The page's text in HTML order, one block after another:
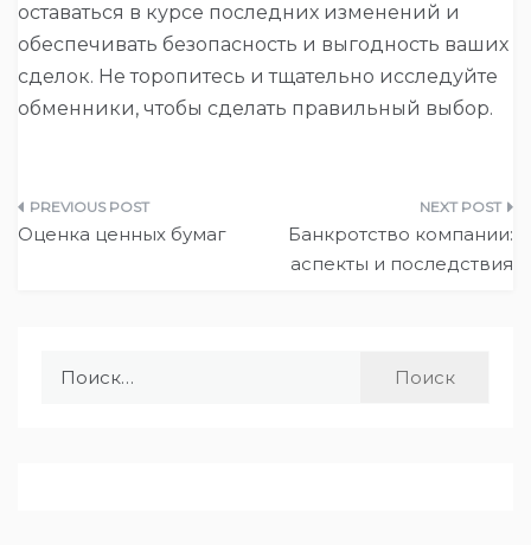
оставаться в курсе последних изменений и
обеспечивать безопасность и выгодность ваших
сделок. Не торопитесь и тщательно исследуйте
обменники, чтобы сделать правильный выбор.
Навигация
Оценка ценных бумаг
Банкротство компании:
аспекты и последствия